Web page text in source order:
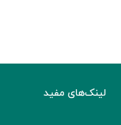
لینک‌های مفید